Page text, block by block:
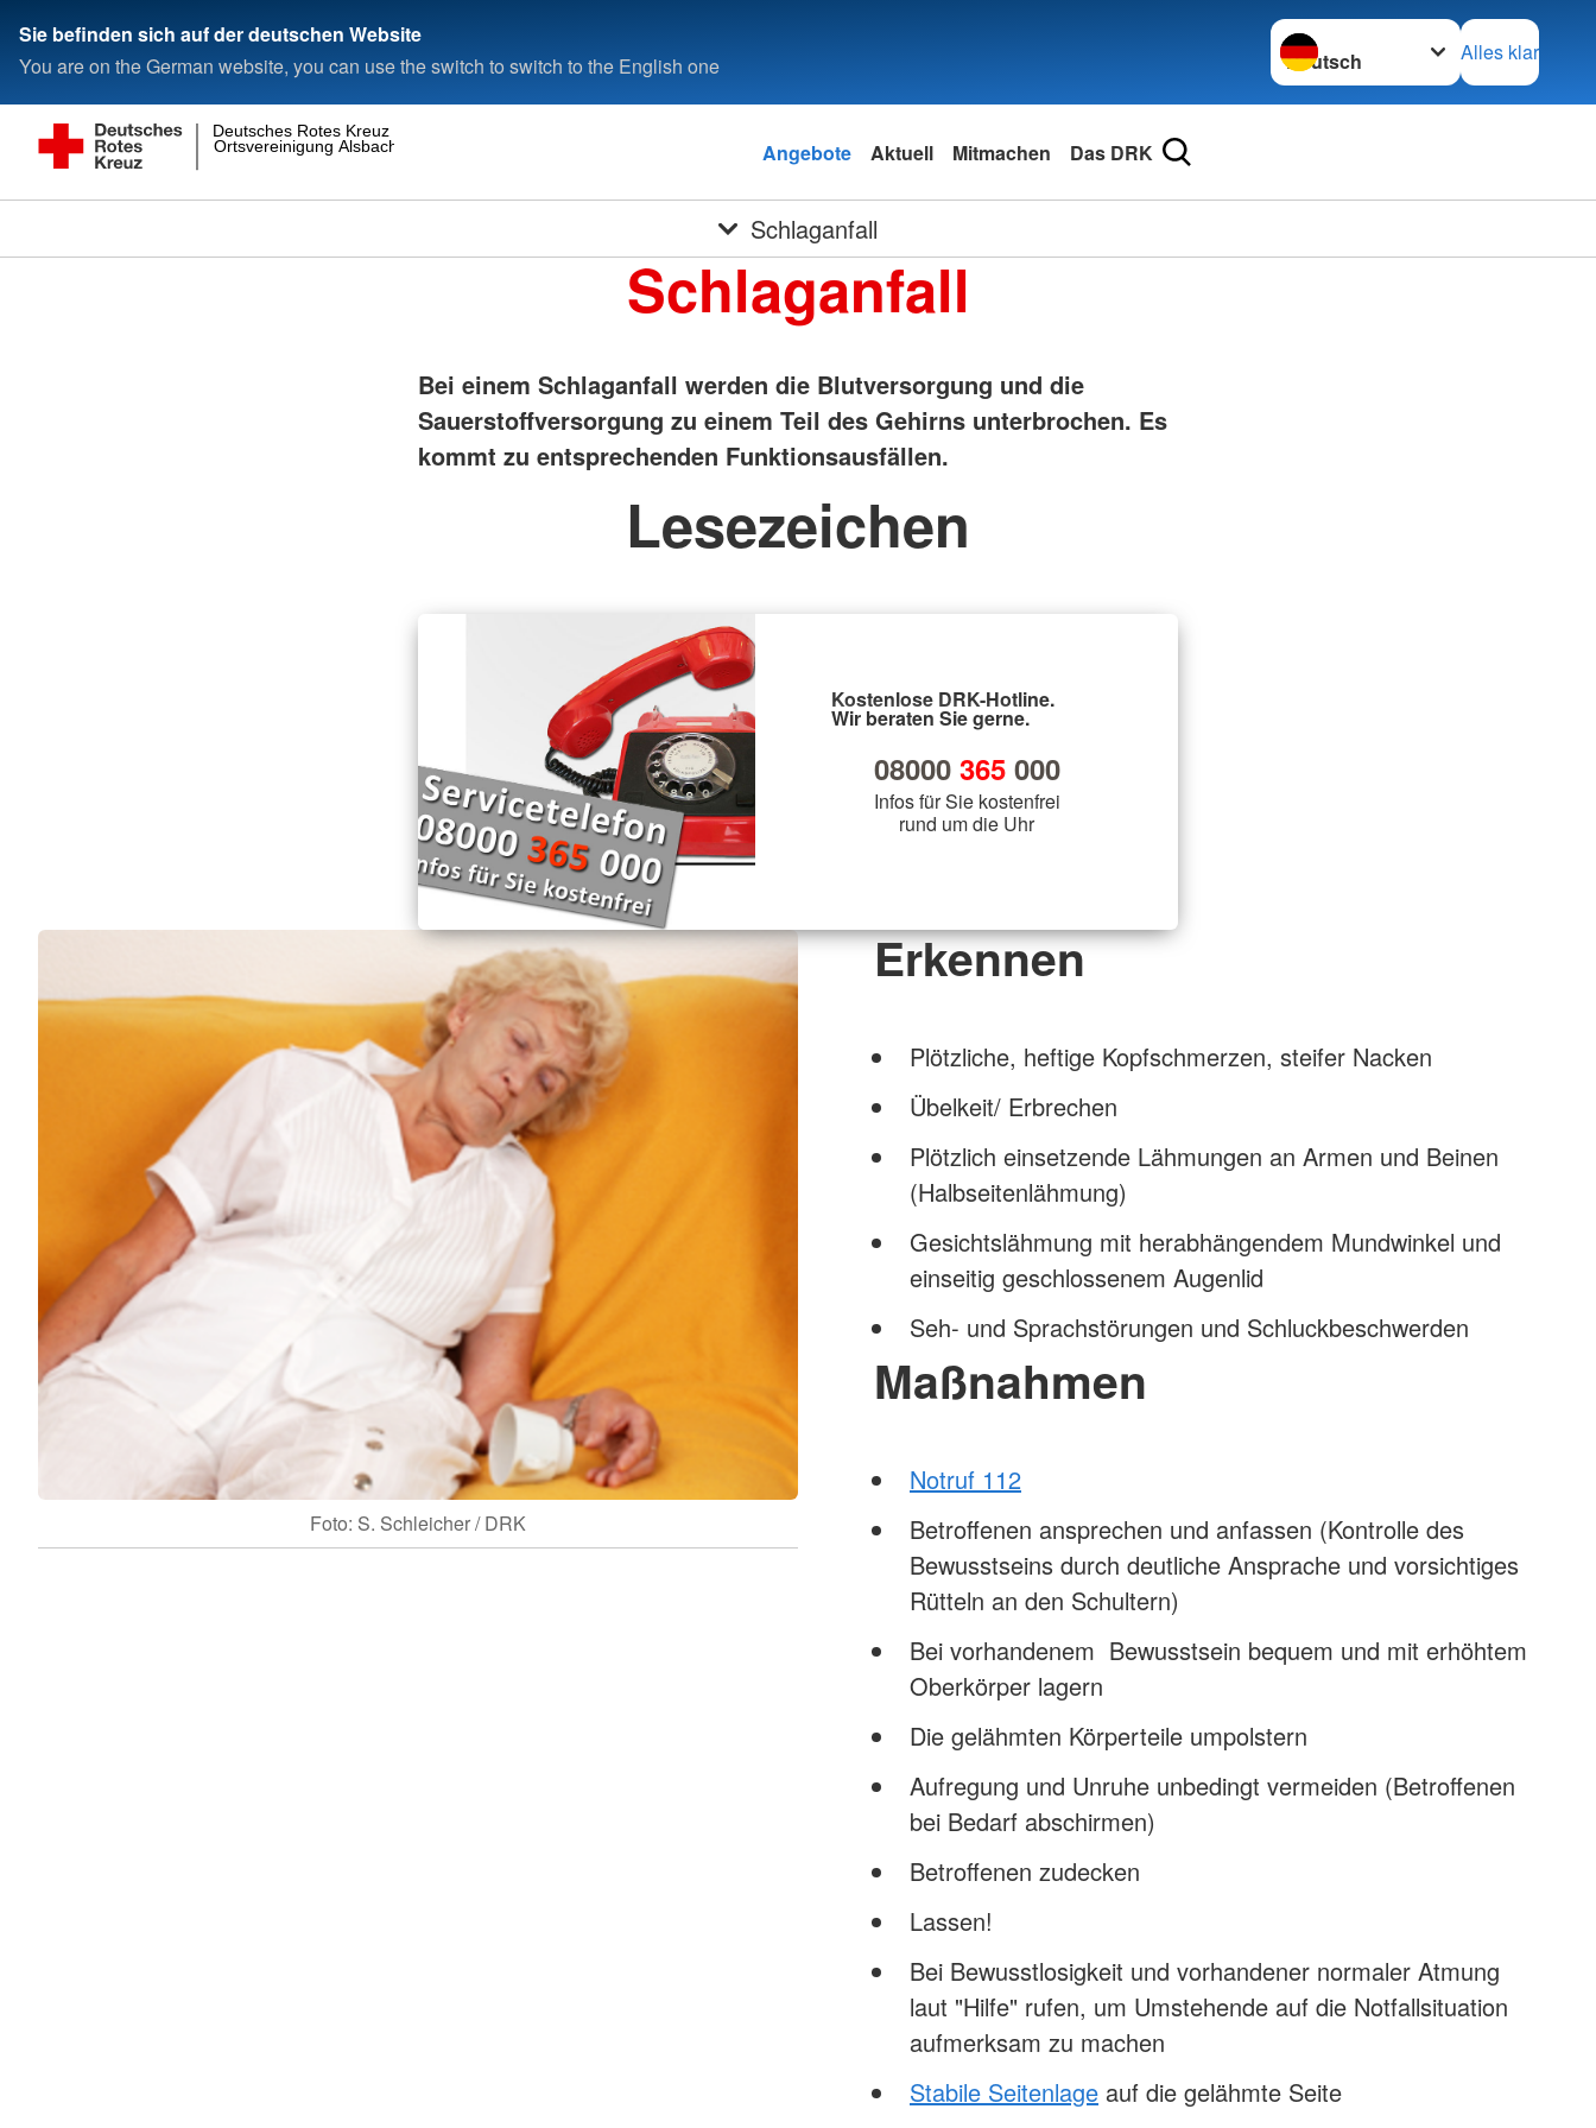
Sie befinden sich auf der deutschen Website
You are on the German website, you can use the switch to switch to the English one
Sprache wechseln zu
Alles klar
Ortsvereinigung Alsbach
Deutsches Rotes Kreuz
Angebote Aktuell Mitmachen Das DRK
Schlaganfall
Schlaganfall
Bei einem Schlaganfall werden die Blutversorgung und die
Sauerstoffversorgung zu einem Teil des Gehirns unterbrochen. Es
kommt zu entsprechenden Funktionsausfällen.
Lesezeichen
Kostenlose DRK-Hotline.
Wir beraten Sie gerne.
08000 365000
Infos für Sie kostenfrei
rund um die Uhr
Foto: S. Schleicher / DRK
Erkennen
Plötzliche, heftige Kopfschmerzen, steifer Nacken
Übelkeit/ Erbrechen
Plötzlich einsetzende Lähmungen an Armen und Beinen
(Halbseitenlähmung)
Gesichtslähmung mit herabhängendem Mundwinkel und
einseitig geschlossenem Augenlid
Seh- und Sprachstörungen und Schluckbeschwerden
Maßnahmen
Notruf 112
Betroffenen ansprechen und anfassen (Kontrolle des
Bewusstseins durch deutliche Ansprache und vorsichtiges
Rütteln an den Schultern)
Bei vorhandenem Bewusstsein bequem und mit erhöhtem
Oberkörper lagern
Die gelähmten Körperteile umpolstern
Aufregung und Unruhe unbedingt vermeiden (Betroffenen
bei Bedarf abschirmen)
Betroffenen zudecken
Lassen!
Bei Bewusstlosigkeit und vorhandener normaler Atmung
laut "Hilfe" rufen, um Umstehende auf die Notfallsituation
aufmerksam zu machen
Stabile Seitenlage auf die gelähmte Seite